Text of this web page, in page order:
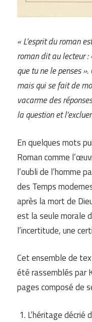
« L’esprit du roman
roman dit au lecteur :
que tu ne le penses
mais qui se fait de
vacarme des
la question et
En quelques mots
Roman comme
l’oubli de l’homme
des Temps
après la mort de
est la seule morale
l’incertitude, une
Cet ensemble de
été rassemblés par
pages composé de
L’héritage décrié